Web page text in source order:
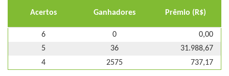
Acertos Ganhadores Prêmio (R$)
6 0
0,00
5
36
31.988,67
4
2575 737,17